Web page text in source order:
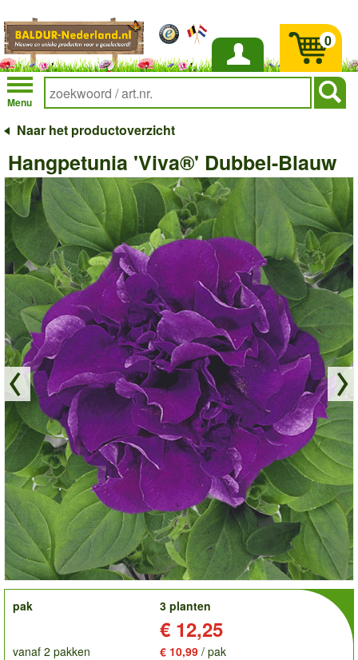
Inloggen
Menu
0
Naar het productoverzicht
Hangpetunia 'Viva®' Dubbel-Blauw
order
pak
3 planten
€ 12,25
vanaf 2 pakken € 10,99 / pak